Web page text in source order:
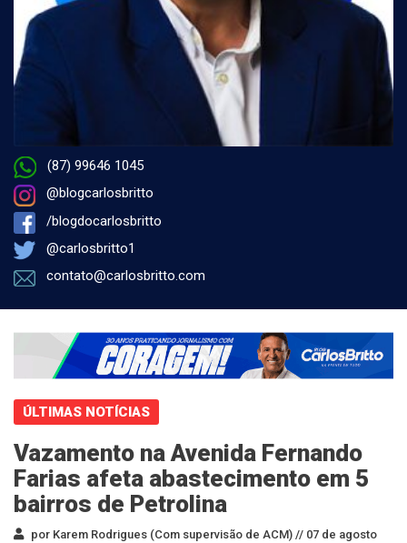
(87) 99646 1045
@blogcarlosbritto
/blogdocarlosbritto
@carlosbritto1
contato@carlosbritto.com
ÚLTIMAS NOTÍCIAS
Vazamento na Avenida Fernando
Farias afeta abastecimento em 5
bairros de Petrolina
por Karem Rodrigues (Com supervisão de ACM) // 07 de agosto